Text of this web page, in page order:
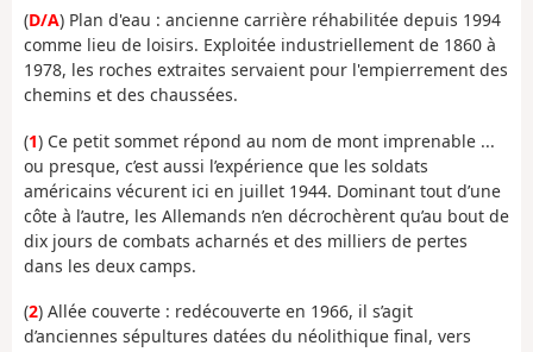
(D/A) Plan d'eau : ancienne carrière réhabilitée depuis 1994
comme lieu de loisirs. Exploitée industriellement de 1860 à
1978, les roches extraites servaient pour l'empierrement des
chemins et des chaussées.
(1) Ce petit sommet répond au nom de mont imprenable ...
ou presque, c’est aussi l’expérience que les soldats
américains vécurent ici en juillet 1944. Dominant tout d’une
côte à l’autre, les Allemands n’en décrochèrent qu’au bout de
dix jours de combats acharnés et des milliers de pertes
dans les deux camps.
(2) Allée couverte : redécouverte en 1966, il s’agit
d’anciennes sépultures datées du néolithique final, vers